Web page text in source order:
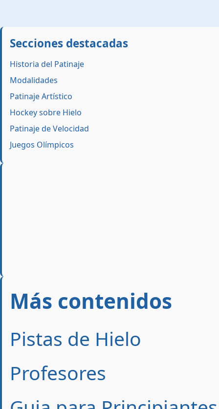
Secciones destacadas
Historia del Patinaje
Modalidades
Patinaje Artístico
Hockey sobre Hielo
Patinaje de Velocidad
Juegos Olímpicos
Más contenidos
Pistas de Hielo
Profesores